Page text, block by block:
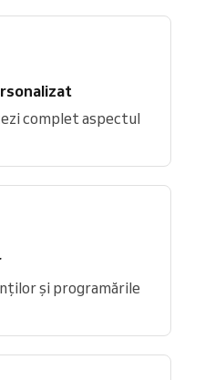
complet aspectul
și programările